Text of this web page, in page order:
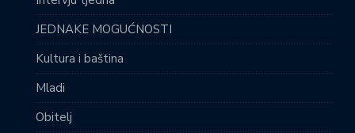
JEDNAKE MOGUĆNOSTI
Kultura i baština
Mladi
Obitelj